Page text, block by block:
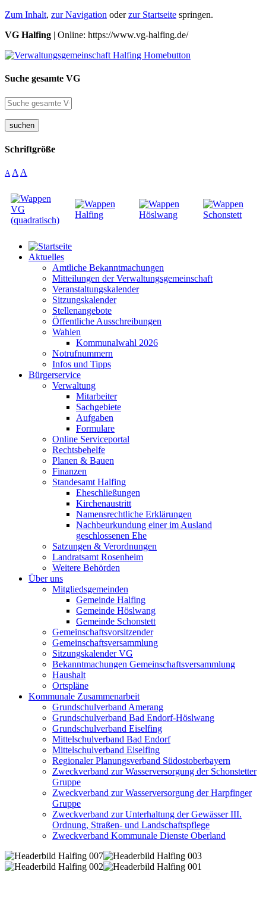
Zum Inhalt, zur Navigation oderzur Startseite springen.
VG Halfing | Online: https://www.vg-halfing.de/
Suche gesamte VG
suchen
Schriftgröße
A A A
Aktuelles
Amtliche Bekanntmachungen
Mitteilungen der Verwaltungsgemeinschaft
Veranstaltungskalender
Sitzungskalender
Stellenangebote
Öffentliche Ausschreibungen
Wahlen
Kommunalwahl 2026
Notrufnummern
Infos und Tipps
Bürgerservice
Verwaltung
Mitarbeiter
Sachgebiete
Aufgaben
Formulare
Online Serviceportal
Rechtsbehelfe
Planen & Bauen
Finanzen
Standesamt Halfing
Eheschließungen
Kirchenaustritt
Namensrechtliche Erklärungen
Nachbeurkundung einer im Ausland
geschlossenen Ehe
Satzungen & Verordnungen
Landratsamt Rosenheim
Weitere Behörden
Über uns
Mitgliedsgemeinden
Gemeinde Halfing
Gemeinde Höslwang
Gemeinde Schonstett
Gemeinschaftsvorsitzender
Gemeinschaftsversammlung
Sitzungskalender VG
Bekanntmachungen Gemeinschaftsversammlung
Haushalt
Ortspläne
Kommunale Zusammenarbeit
Grundschulverband Amerang
Grundschulverband Bad Endorf-Höslwang
Grundschulverband Eiselfing
Mittelschulverband Bad Endorf
Mittelschulverband Eiselfing
Regionaler Planungsverband Südostoberbayern
Zweckverband zur Wasserversorgung der Schonstetter
Gruppe
Zweckverband zur Wasserversorgung der Harpfinger
Gruppe
Zweckverband zur Unterhaltung der Gewässer III.
Ordnung, Straßen- und Landschaftspflege
Zweckverband Kommunale Dienste Oberland